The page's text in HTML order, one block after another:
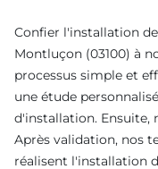
Confier l'installation
Montluçon (03100) à
processus simple et
une étude
d'installation. Ensuite,
Après validation, nos
réalisent l'installation